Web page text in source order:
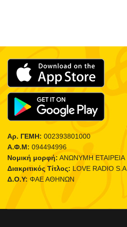
Αρ. ΓΕΜΗ: 002393801000
Α.Φ.Μ: 094494996
Νομική μορφή: ΑΝΩΝΥΜΗ ΕΤΑΙΡΕΙΑ
Διακριτικός Τίτλος: LOVE RADIO S.A
Δ.Ο.Υ: ΦΑΕ ΑΘΗΝΩΝ